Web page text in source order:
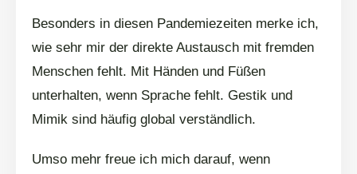
Besonders in diesen Pandemiezeiten merke ich,
wie sehr mir der direkte Austausch mit fremden
Menschen fehlt. Mit Händen und Füßen
unterhalten, wenn Sprache fehlt. Gestik und
Mimik sind häufig global verständlich.
Umso mehr freue ich mich darauf, wenn